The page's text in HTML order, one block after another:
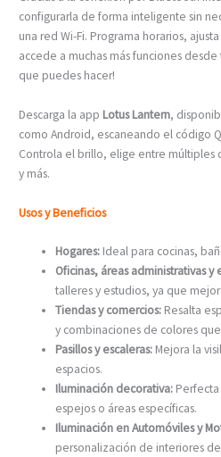
configurarla de forma inteligente sin
una red Wi-Fi. Programa horarios,
accede a muchas más funciones
que puedes hacer!
Descarga la app Lotus Lantern,
como Android, escaneando el código
Controla el brillo, elige entre múltiples
y más.
Usos y Beneficios
Hogares: Ideal para cocinas,
Oficinas, áreas administrativas y
talleres y estudios, ya que
Tiendas y comercios: Resalta
y combinaciones de colores
Pasillos y escaleras: Mejora la
espacios.
Iluminación decorativa:
espejos o áreas específicas.
Iluminación en Automóviles y
personalización de interiores